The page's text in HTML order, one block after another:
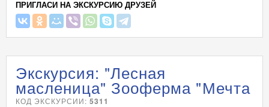
ПРИГЛАСИ НА ЭКСКУРСИЮ ДРУЗЕЙ
Экскурсия: "Лесная
масленица" Зооферма "Мечта
КОД ЭКСКУРСИИ:5311